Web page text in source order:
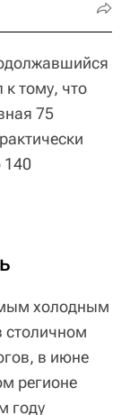
к тому, что
75
140
холодным
столичном
в июне
регионе
году